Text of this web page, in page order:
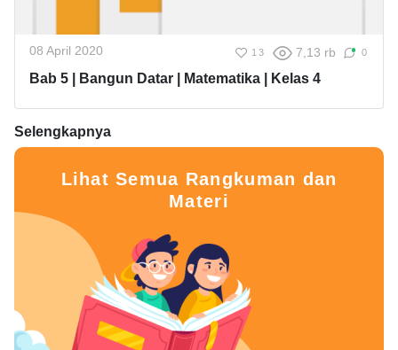
08 April 2020 13 7,13 rb 0
Bab 5 | Bangun Datar | Matematika | Kelas 4
Selengkapnya
Lihat Semua Rangkuman dan
Materi